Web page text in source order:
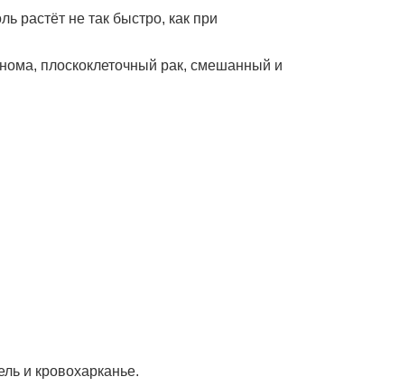
растёт не так быстро, как при
плоскоклеточный рак, смешанный и
и кровохарканье.